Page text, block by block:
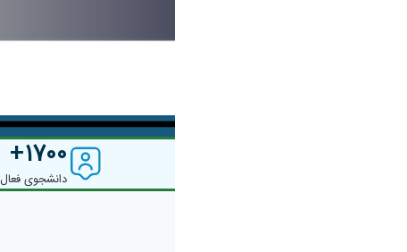
1700
دانشجوی فعال